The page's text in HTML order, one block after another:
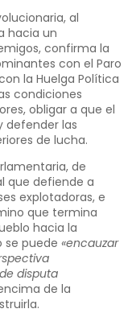
al
hacia un
confirma la
con el Paro
la Huelga Política
condiciones
obligar a que el
defender las
de lucha.
de
que defiende a
explotadoras, e
que termina
hacia la
se puede «encauzar
disputa
de la